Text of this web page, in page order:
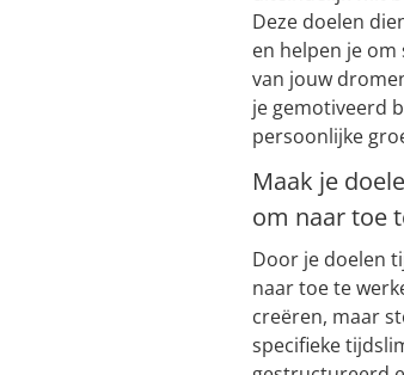
Deze doelen
en helpen je
van jouw
je gemotiveerd
persoonlijke
Maak je
om naar toe
Door je doelen
naar toe te
creëren, maar
specifieke